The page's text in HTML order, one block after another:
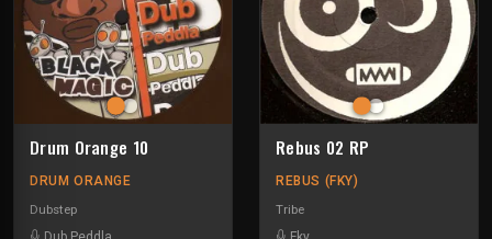
Drum Orange 10
DRUM ORANGE
Dubstep
Rebus 02 RP
REBUS (FKY)
Tribe